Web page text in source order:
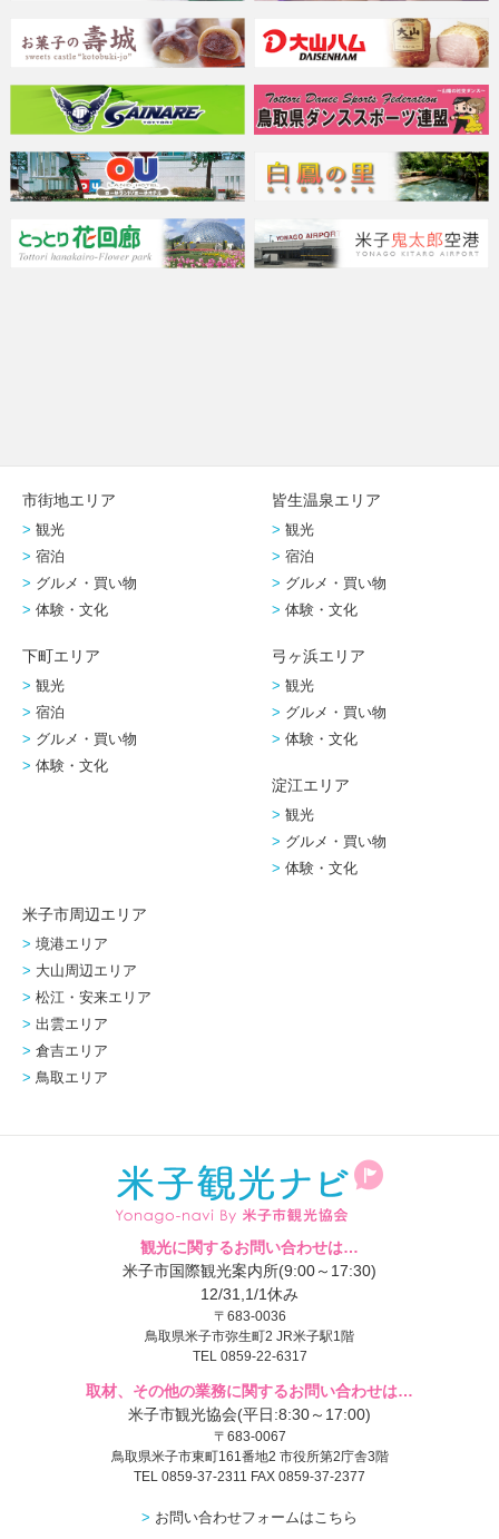
市街地エリア
観光
宿泊
グルメ・買い物
体験・文化
皆生温泉エリア
観光
宿泊
グルメ・買い物
体験・文化
下町エリア
観光
宿泊
グルメ・買い物
体験・文化
弓ヶ浜エリア
観光
グルメ・買い物
体験・文化
淀江エリア
観光
グルメ・買い物
体験・文化
米子市周辺エリア
境港エリア
大山周辺エリア
松江・安来エリア
出雲エリア
倉吉エリア
鳥取エリア
観光に関するお問い合わせは…
米子市国際観光案内所(9:00～17:30)
12/31,1/1休み
〒683-0036
鳥取県米子市弥生町2 JR米子駅1階
TEL 0859-22-6317
取材、その他の業務に関するお問い合わせは…
米子市観光協会(平日:8:30～17:00)
〒683-0067
鳥取県米子市東町161番地2 市役所第2庁舎3階
TEL 0859-37-2311 FAX 0859-37-2377
お問い合わせフォームはこちら